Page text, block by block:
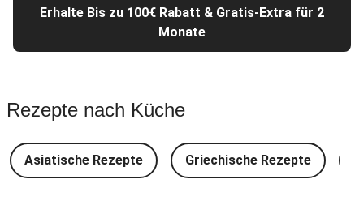
Spinat-Brezenknödel mit Rahmschwammerln
Chana Masala mit Kichererbsen und Babyspinat
Scharfe Linsensuppe mit Bio-Feta und veganen
Filetstücken
Erhalte Bis zu 100€ Rabatt & Gratis-Extra für 2
Monate
Rezepte nach Küche
Asiatische Rezepte Griechische Rezepte